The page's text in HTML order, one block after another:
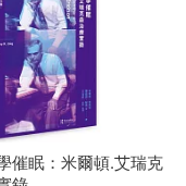
催眠：米爾頓.艾瑞克